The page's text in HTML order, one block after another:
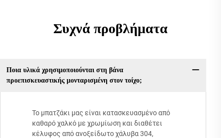
Συχνά προβλήματα
Ποια υλικά χρησιμοποιούνται στη βάνα
προεπισκευαστικής μονταρισμένη στον τοίχο;
Το μπατζάκι μας είναι κατασκευασμένο από
καθαρό χαλκό με χρωμίωση και διαθέτει
κέλυφος από ανοξείδωτο χάλυβα 304,